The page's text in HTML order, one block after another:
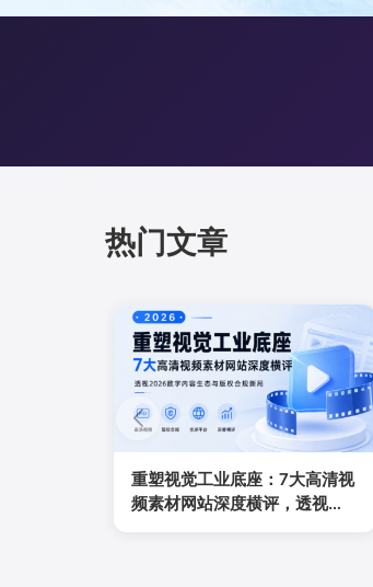
热门文章
重塑视觉工业底座：7大高清视
频素材网站深度横评，透视